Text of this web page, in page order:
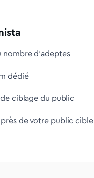
nombre d'adeptes
dédié
ciblage du public
de votre public cible